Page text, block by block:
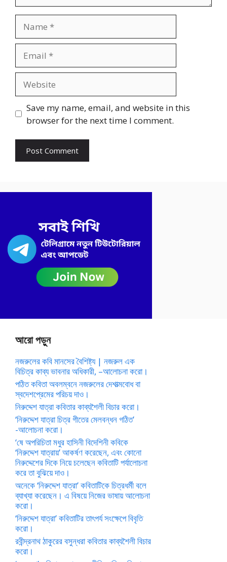
Save my name, email, and website in this
browser for the next time I comment.
আরো পড়ুন
নজরুলের কবি মানসের বৈশিষ্ট্য | নজরুল এক
বিচিত্র কাব্য ভাবনার অধিকারী, –আলোচনা করো।
পঠিত কবিতা অবলম্বনে নজরুলের দেশাত্মবোধ বা
স্বদেশপ্রেমের পরিচয় দাও।
নিরুদ্দেশ যাত্রা কবিতার কাব্যশৈলী বিচার করো।
‘নিরুদ্দেশ যাত্রা চিত্র গীতের মেলবন্ধন গঠিত’
-আলোচনা করো।
‘ষে অপরিচিতা মধুর হাসিনী বিদেশিনী কবিকে
‘নিরুদ্দেশ যাত্রায়’ আকর্ষণ করেছেন, এবং কোনো
নিরুদ্দেশের দিকে নিয়ে চলেছেন কবিতাটি পর্যালোচনা
করে তা বুঝিয়ে দাও।
অনেকে ‘নিরুদ্দেশ যাত্রা’ কবিতাটিকে চিত্রধর্মী বলে
ব্যাখ্যা করেছেন। এ বিষয়ে নিজের ভাষায় আলোচনা
করো।
‘নিরুদ্দেশ যাত্রা’ কবিতাটির তাৎপর্য সংক্ষেপে বিবৃতি
করো।
রবীন্দ্রনাথ ঠাকুরের বসুন্ধরা কবিতার কাব্যশৈলী বিচার
করো।